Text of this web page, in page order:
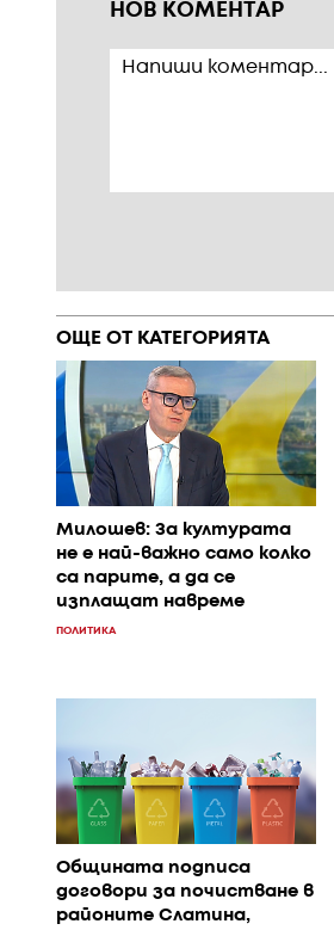
НОВ КОМЕНТАР
ОЩЕ ОТ КАТЕГОРИЯТА
Милошев: За културата
не е най-важно само колко
са парите, а да се
изплащат навреме
ПОЛИТИКА
Общината подписа
договори за почистване в
районите Слатина,